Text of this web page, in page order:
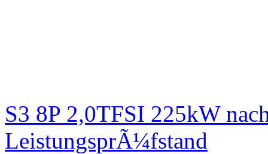
S3 8P 2,0TFSI 225kW
LeistungsprÃ¼fstand